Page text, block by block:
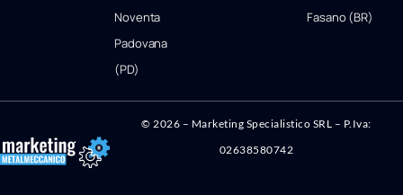
Noventa
Padovana
(PD)
Fasano (BR)
© 2026 – Marketing Specialistico SRL – P.Iva:
02638580742